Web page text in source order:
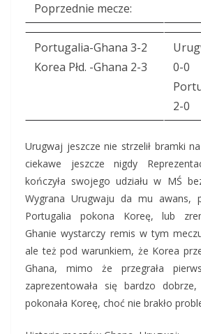
Poprzednie mecze:
Portugalia-Ghana 3-2
Korea Płd. -Ghana 2-3
0-0
2-0
Urugwaj jeszcze nie strzelił bramki
ciekawe jeszcze nigdy
kończyła swojego udziału w MŚ
Wygrana Urugwaju da mu awans,
Portugalia pokona Koreę, lub
Ghanie wystarczy remis w tym
ale też pod warunkiem, że Korea
Ghana, mimo że przegrała
zaprezentowała się bardzo
pokonała Koreę, choć nie brakło